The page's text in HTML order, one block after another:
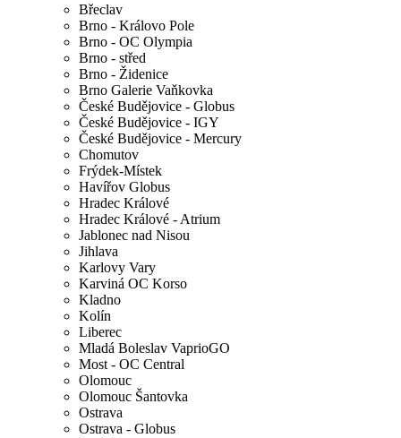
Břeclav
Brno - Královo Pole
Brno - OC Olympia
Brno - střed
Brno - Židenice
Brno Galerie Vaňkovka
České Budějovice - Globus
České Budějovice - IGY
České Budějovice - Mercury
Chomutov
Frýdek-Místek
Havířov Globus
Hradec Králové
Hradec Králové - Atrium
Jablonec nad Nisou
Jihlava
Karlovy Vary
Karviná OC Korso
Kladno
Kolín
Liberec
Mladá Boleslav VaprioGO
Most - OC Central
Olomouc
Olomouc Šantovka
Ostrava
Ostrava - Globus